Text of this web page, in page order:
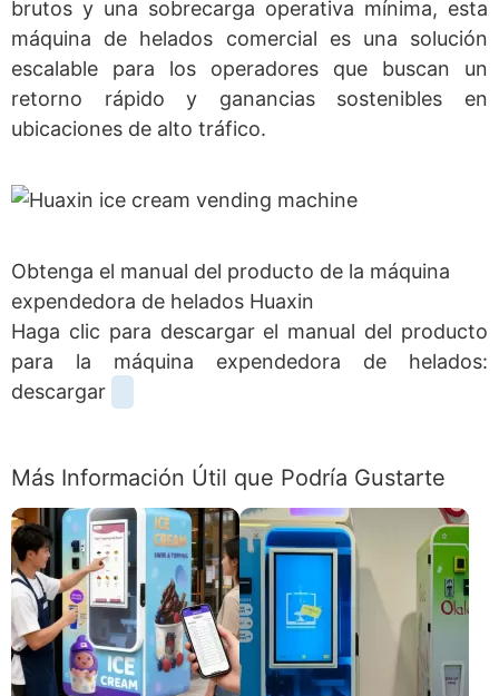
brutos y una sobrecarga operativa mínima, esta
máquina de helados comercial es una solución
escalable para los operadores que buscan un
retorno rápido y ganancias sostenibles en
ubicaciones de alto tráfico.
Obtenga el manual del producto de la máquina
expendedora de helados Huaxin
Haga clic para descargar el manual del producto
para la máquina expendedora de helados:
descargar
Más Información Útil que Podría Gustarte